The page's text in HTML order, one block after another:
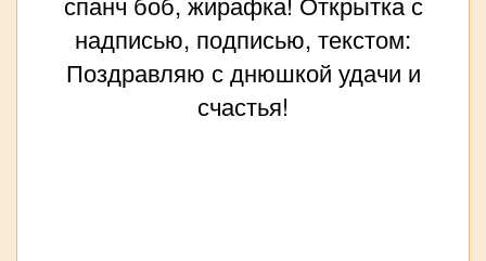
надписью, подписью, текстом:
Поздравляю с днюшкой удачи и
счастья!